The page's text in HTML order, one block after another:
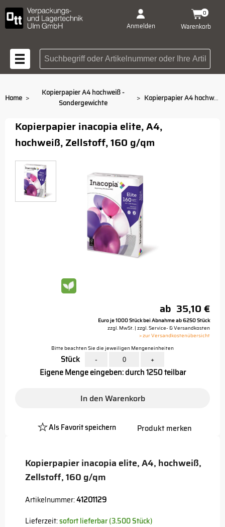
Anmelden Warenkorb
0
Suchbegriff oder
Home >
Kopierpapier A4 hochweiß -
Sondergewichte
> Kopierpapier A4 hochweiß - Sondergewichte 160 g/qm
Kopierpapier inacopia elite, A4, hochweiß,
Zellstoff, 160 g/qm
Artikelnummer:41201129
Lieferzeit:sofort lieferbar (3.500 Stück)
Kopierpapier inacopia elite, A4,
hochweiß, Zellstoff, 160 g/qm
ab 35,10 €
Euro je 1000 Stück bei Abnahme ab 6250 Stück
zzgl. MwSt. | zzgl. Service- & Versandkosten
> zur Versandkostenübersicht
Bitte beachten Sie die jeweiligen Mengeneinheiten
Stück - +
Eigene Menge eingeben: durch 1250 teilbar
In den Warenkorb
Als Favorit speichern
Platzhalter
Produkt merken